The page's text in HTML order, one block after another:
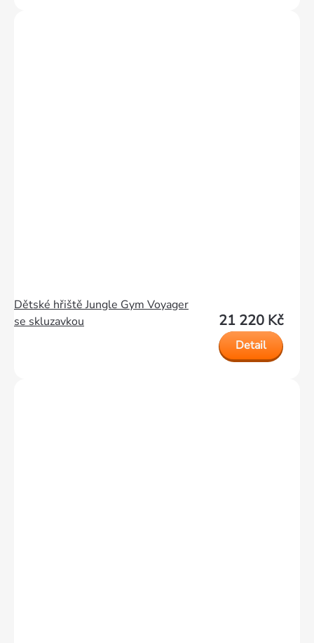
Dětské hřiště Jungle Gym Voyager
se skluzavkou
21 220 Kč
Detail